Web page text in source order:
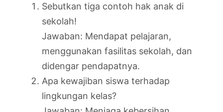
Sebutkan tiga contoh hak anak di
sekolah!
Jawaban: Mendapat pelajaran,
menggunakan fasilitas sekolah, dan
didengar pendapatnya.
Apa kewajiban siswa terhadap
lingkungan kelas?